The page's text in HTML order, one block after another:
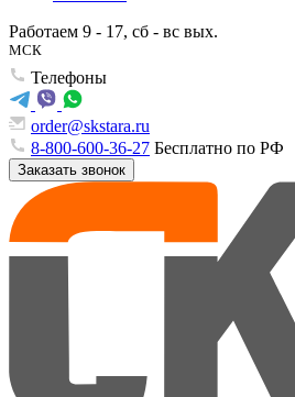
Работаем 9 - 17, сб - вс вых.
МСК
Телефоны
order@skstara.ru
8-800-600-36-27 Бесплатно по РФ
Заказать звонок